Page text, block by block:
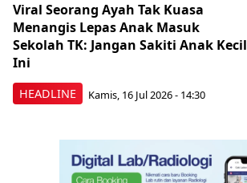
HEADLINE
Viral Seorang Ayah Tak Kuasa
Menangis Lepas Anak Masuk
Sekolah TK: Jangan Sakiti Anak Kecil
Ini
Kamis, 16 Jul 2026 - 14:30